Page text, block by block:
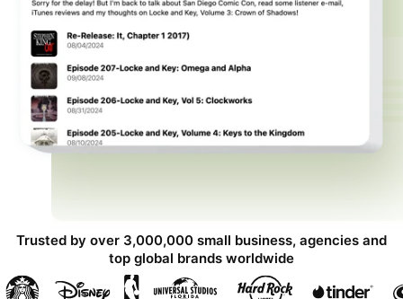
Trusted by over 3,000,000 small business, agencies and
top global brands worldwide